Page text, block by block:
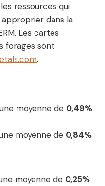
ressources qui
dans la
Les cartes
forages sont
.
moyenne de 0,49%
moyenne de 0,84%
moyenne de 0,25%